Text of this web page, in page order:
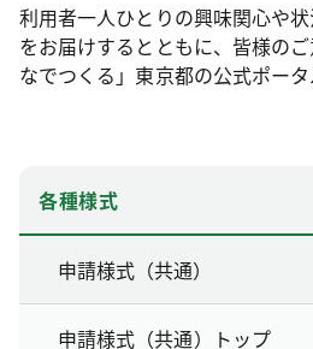
利用者一人ひとりの興味関心や
をお届けするとともに、皆様の
なでつくる」東京都の公式ポータ
各種様式
申請様式（共通）
申請様式（共通）トップ